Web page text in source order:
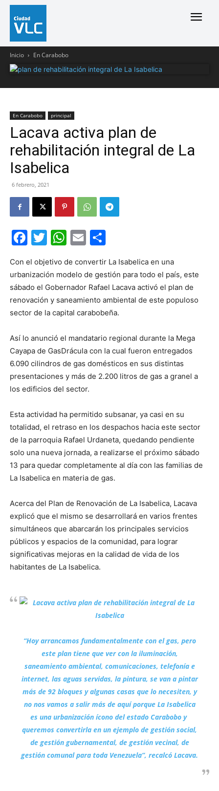
Inicio En Carabobo
En Carabobo principal
Lacava activa plan de
rehabilitación integral de La
Isabelica
6 febrero, 2021
Facebook
Twitter
WhatsApp
Email
Con el objetivo de convertir La Isabelica en una
urbanización modelo de gestión para todo el país, este
sábado el Gobernador Rafael Lacava activó el plan de
renovación y saneamiento ambiental de este populoso
sector de la capital carabobeña.
Así lo anunció el mandatario regional durante la Mega
Cayapa de GasDrácula con la cual fueron entregados
6.090 cilindros de gas domésticos en sus distintas
presentaciones y más de 2.200 litros de gas a granel a
los edificios del sector.
Esta actividad ha permitido subsanar, ya casi en su
totalidad, el retraso en los despachos hacia este sector
de la parroquia Rafael Urdaneta, quedando pendiente
solo una nueva jornada, a realizarse el próximo sábado
13 para quedar completamente al día con las familias de
La Isabelica en materia de gas.
Acerca del Plan de Renovación de La Isabelica, Lacava
explicó que el mismo se desarrollará en varios frentes
simultáneos que abarcarán los principales servicios
públicos y espacios de la comunidad, para lograr
significativas mejoras en la calidad de vida de los
habitantes de La Isabelica.
“Hoy arrancamos fundamentalmente con el gas, pero
este plan tiene que ver con la iluminación,
saneamiento ambiental, comunicaciones, telefonía e
internet, las aguas servidas, la pintura, se van a pintar
más de 92 bloques y algunas casas que lo necesiten, y
no nos vamos a salir más de aquí porque La Isabelica
es una urbanización ícono del estado Carabobo y
queremos convertirla en un ejemplo de gestión social,
de gestión gubernamental, de gestión vecinal, de
gestión comunal para toda Venezuela”, recalcó Lacava.